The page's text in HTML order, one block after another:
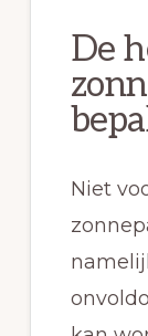
De
Niet